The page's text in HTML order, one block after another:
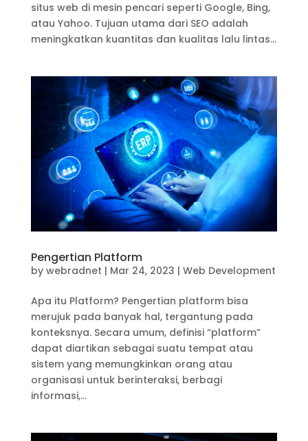
situs web di mesin pencari seperti Google, Bing,
atau Yahoo. Tujuan utama dari SEO adalah
meningkatkan kuantitas dan kualitas lalu lintas...
Pengertian Platform
by webradnet | Mar 24, 2023 | Web Development
Apa itu Platform? Pengertian platform bisa
merujuk pada banyak hal, tergantung pada
konteksnya. Secara umum, definisi “platform”
dapat diartikan sebagai suatu tempat atau
sistem yang memungkinkan orang atau
organisasi untuk berinteraksi, berbagi
informasi,...